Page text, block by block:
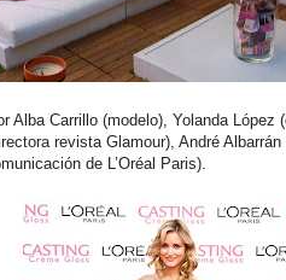
Alba Carrillo (modelo), Yolanda López
revista Glamour), André
de L’Oréal Paris).